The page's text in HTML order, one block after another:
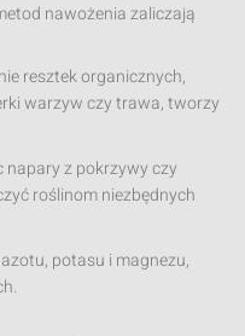
nawożenia zaliczają
resztek organicznych,
warzyw czy trawa, tworzy
napary z pokrzywy czy
roślinom niezbędnych
potasu i magnezu,